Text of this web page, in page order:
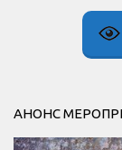
АНОНС